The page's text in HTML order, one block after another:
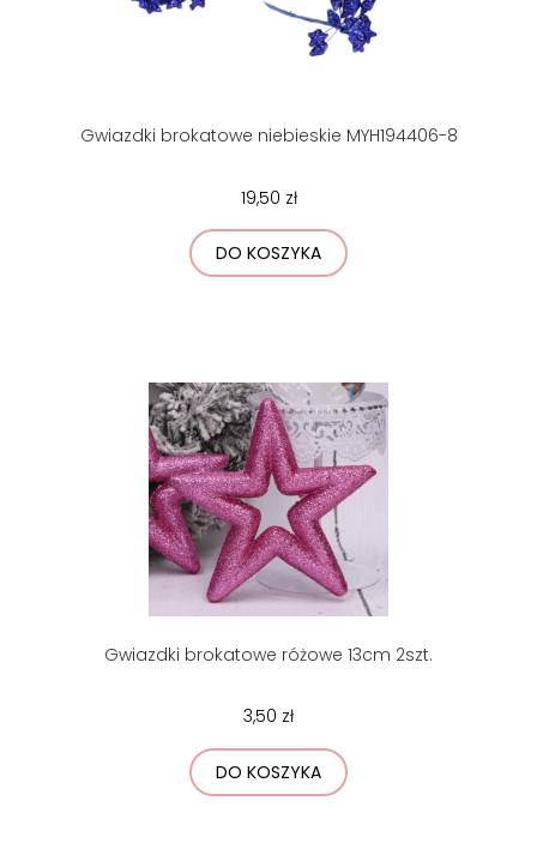
Gwiazdki brokatowe niebieskie MYH194406-8
19,50 zł
DO KOSZYKA
Gwiazdki brokatowe różowe 13cm 2szt.
3,50 zł
DO KOSZYKA